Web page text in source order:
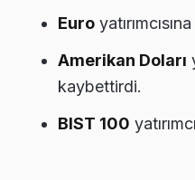
Euro yatırımcısına
Amerikan Doları
kaybettirdi.
BIST 100